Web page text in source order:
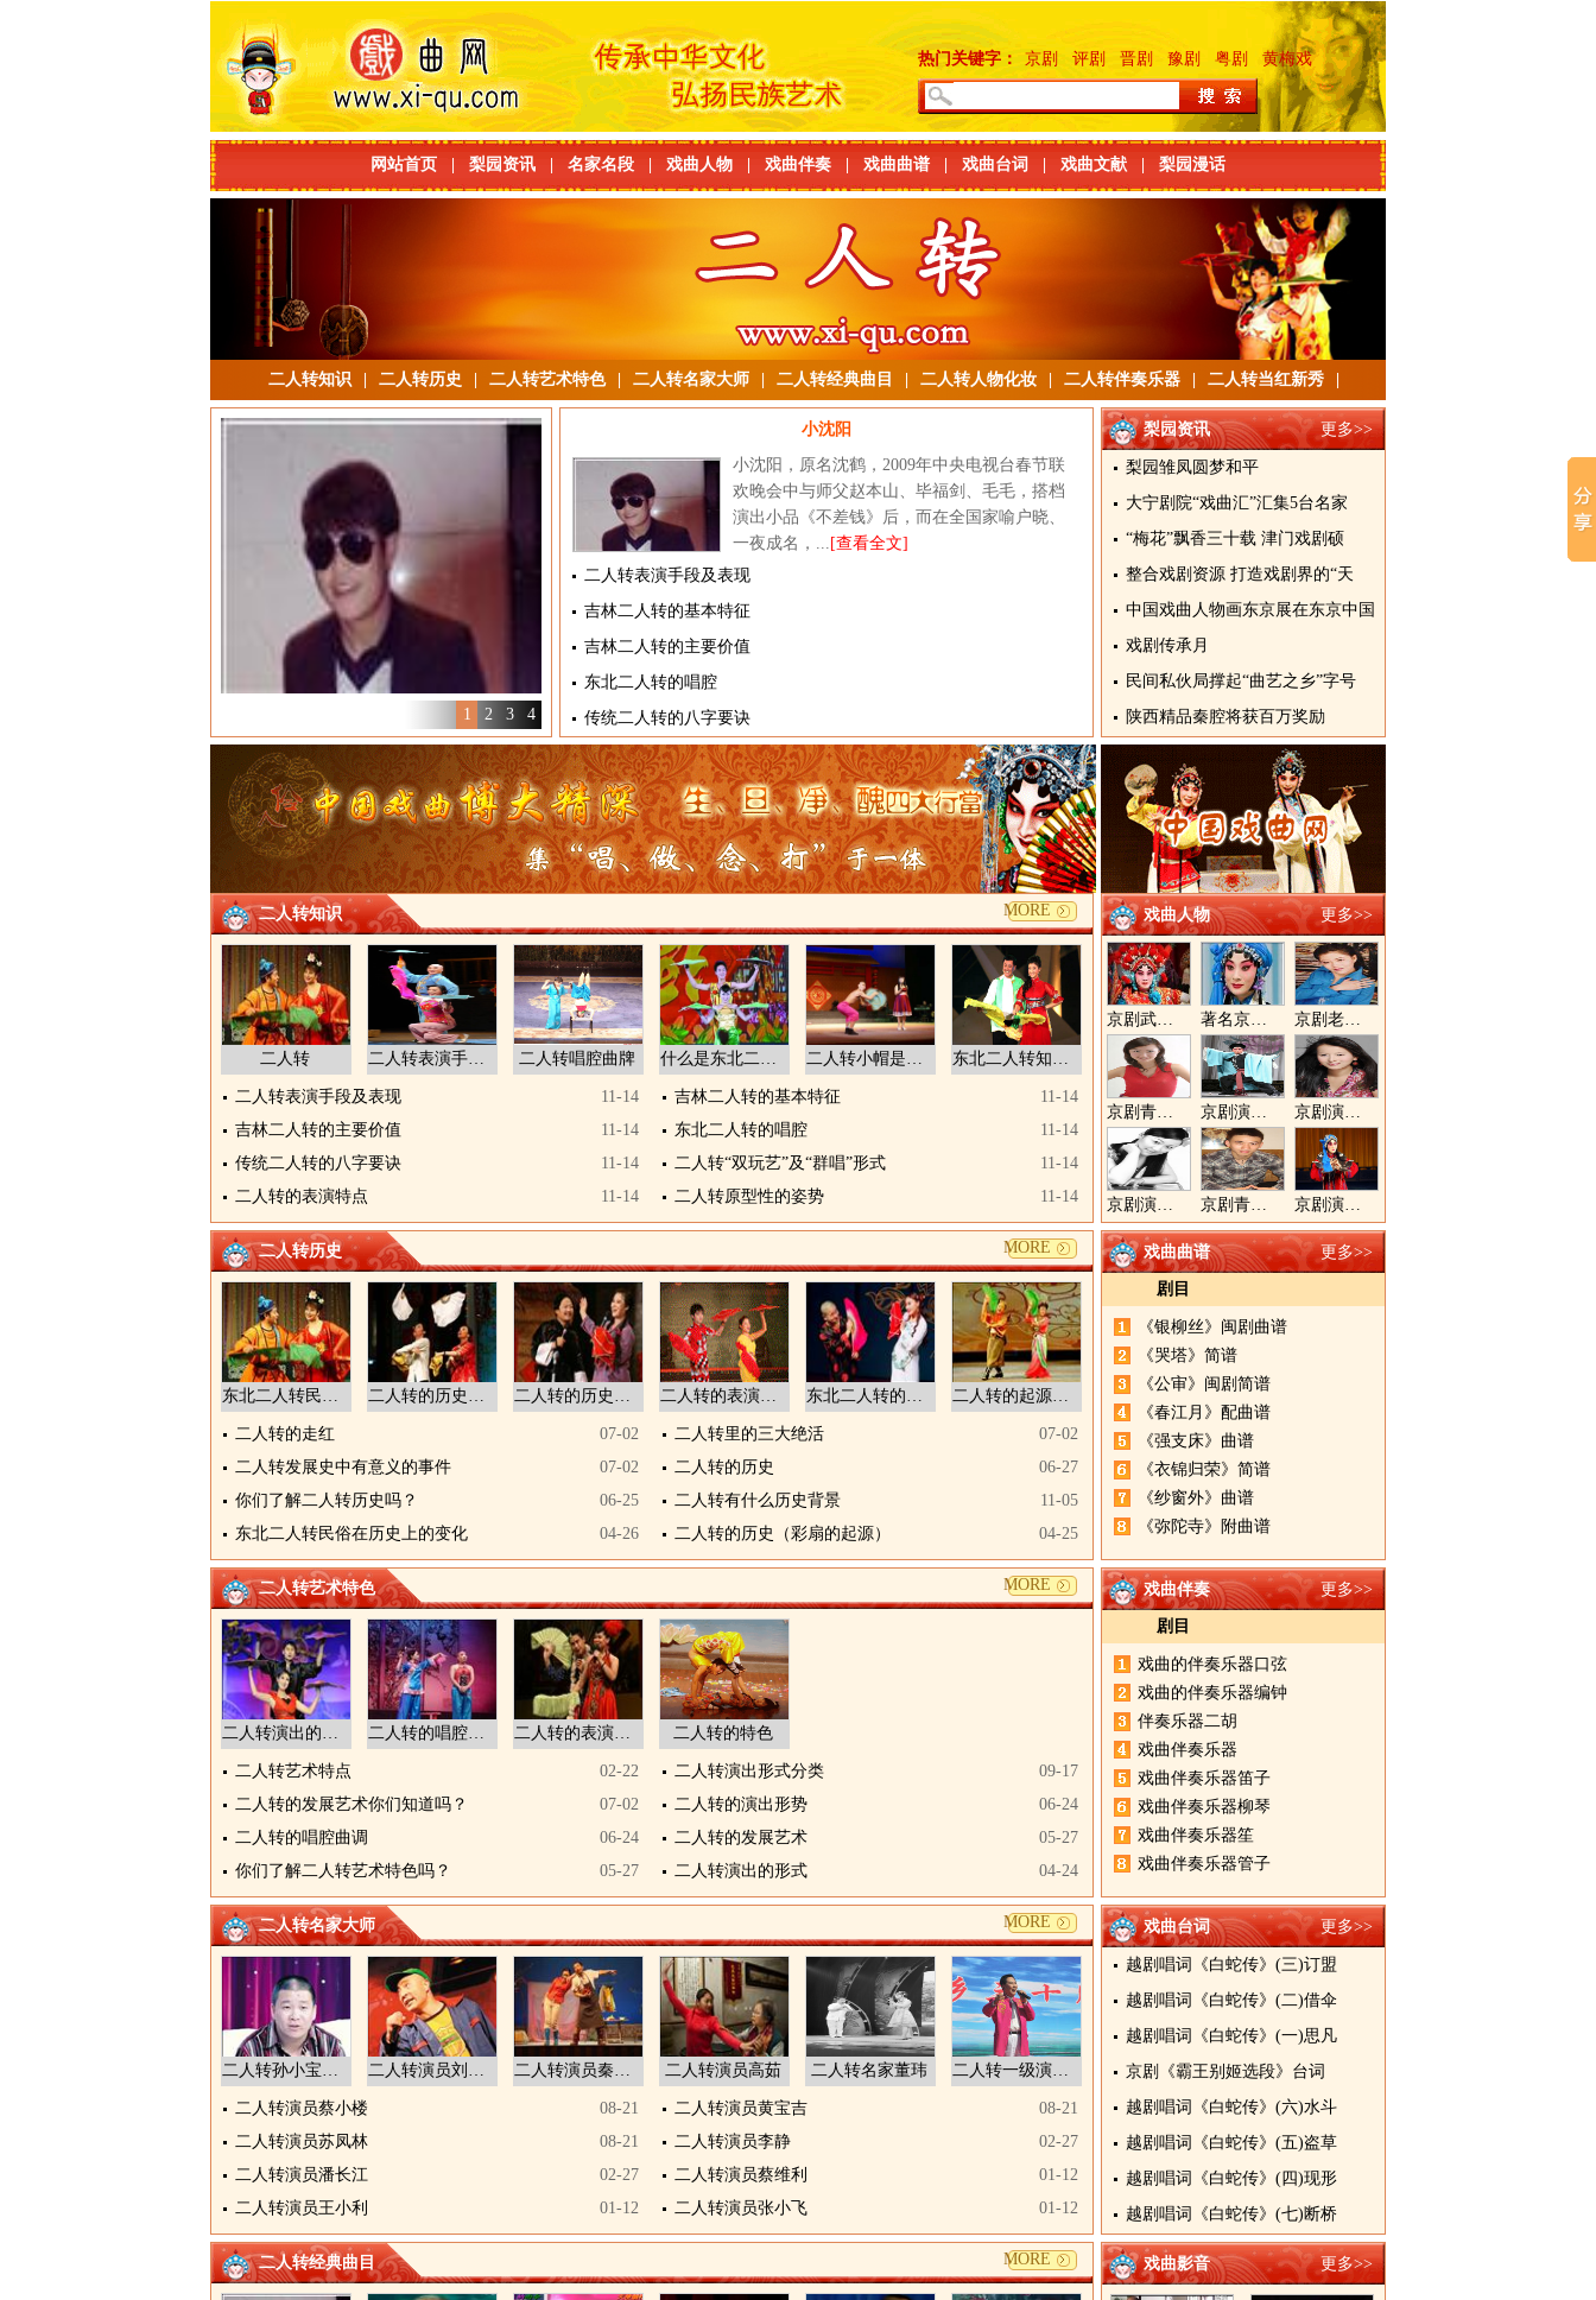
热门关键字： 京剧 评剧 晋剧 豫剧 粤剧 黄梅戏
网站首页 梨园资讯 名家名段 戏曲人物 戏曲伴奏 戏曲曲谱 戏曲台词 戏曲文献 梨园漫话
二人转知识 二人转历史 二人转艺术特色 二人转名家大师 二人转经典曲目 二人转人物化妆 二人转伴奏乐器 二人转当红新秀
1 2 3 4
小沈阳
小沈阳，原名沈鹤，2009年中央电视台春节联
欢晚会中与师父赵本山、毕福剑、毛毛，搭档
演出小品《不差钱》后，而在全国家喻户晓、
一夜成名，... [查看全文]
二人转表演手段及表现
吉林二人转的基本特征
吉林二人转的主要价值
东北二人转的唱腔
传统二人转的八字要诀
更多>>
梨园资讯
梨园雏凤圆梦和平
大宁剧院“戏曲汇”汇集5台名家
“梅花”飘香三十载 津门戏剧硕
整合戏剧资源 打造戏剧界的“天
中国戏曲人物画东京展在东京中国
戏剧传承月
民间私伙局撑起“曲艺之乡”字号
陕西精品秦腔将获百万奖励
更多>>
戏曲人物
京剧武旦演员李静文 著名京剧演员李海燕 京剧老生演员胡晓楠
京剧青衣演员周利 京剧演员郝帅 京剧演员王奕戈
京剧演员陈晓霞 京剧青年演员郝杰 京剧演员张美超
更多>>
戏曲曲谱
剧目
《银柳丝》闽剧曲谱
《哭塔》简谱
《公审》闽剧简谱
《春江月》配曲谱
《强支床》曲谱
《衣锦归荣》简谱
《纱窗外》曲谱
《弥陀寺》附曲谱
更多>>
戏曲伴奏
剧目
戏曲的伴奏乐器口弦
戏曲的伴奏乐器编钟
伴奏乐器二胡
戏曲伴奏乐器
戏曲伴奏乐器笛子
戏曲伴奏乐器柳琴
戏曲伴奏乐器笙
戏曲伴奏乐器管子
更多>>
戏曲台词
越剧唱词《白蛇传》(三)订盟
越剧唱词《白蛇传》(二)借伞
越剧唱词《白蛇传》(一)思凡
京剧《霸王别姬选段》台词
越剧唱词《白蛇传》(六)水斗
越剧唱词《白蛇传》(五)盗草
越剧唱词《白蛇传》(四)现形
越剧唱词《白蛇传》(七)断桥
更多>>
戏曲影音
MORE
二人转知识
二人转 二人转表演手段与表现方法 二人转唱腔曲牌 什么是东北二人转 二人转小帽是什么 东北二人转知识介绍
11-14
二人转表演手段及表现 11-14
吉林二人转的基本特征
11-14
吉林二人转的主要价值 11-14
东北二人转的唱腔
11-14
传统二人转的八字要诀 11-14
二人转“双玩艺”及“群唱”形式
11-14
二人转的表演特点 11-14
二人转原型性的姿势
MORE
二人转历史
东北二人转民俗在历史上的变化 二人转的历史（彩扇的起源） 二人转的历史（“二人转”名字的 二人转的表演形式起源于300多年 东北二人转的由来 二人转的起源与发展
07-02
二人转的走红 07-02
二人转里的三大绝活
07-02
二人转发展史中有意义的事件 06-27
二人转的历史
06-25
你们了解二人转历史吗？ 11-05
二人转有什么历史背景
04-26
东北二人转民俗在历史上的变化 04-25
二人转的历史（彩扇的起源）
MORE
二人转艺术特色
二人转演出的形式 二人转的唱腔特色 二人转的表演手段 二人转的特色
02-22
二人转艺术特点 09-17
二人转演出形式分类
07-02
二人转的发展艺术你们知道吗？ 06-24
二人转的演出形势
06-24
二人转的唱腔曲调 05-27
二人转的发展艺术
05-27
你们了解二人转艺术特色吗？ 04-24
二人转演出的形式
MORE
二人转名家大师
二人转孙小宝性格 二人转演员刘小光 二人转演员秦志平 二人转演员高茹 二人转名家董玮 二人转一级演员韩子平
08-21
二人转演员蔡小楼 08-21
二人转演员黄宝吉
08-21
二人转演员苏凤林 02-27
二人转演员李静
02-27
二人转演员潘长江 01-12
二人转演员蔡维利
01-12
二人转演员王小利 01-12
二人转演员张小飞
MORE
二人转经典曲目